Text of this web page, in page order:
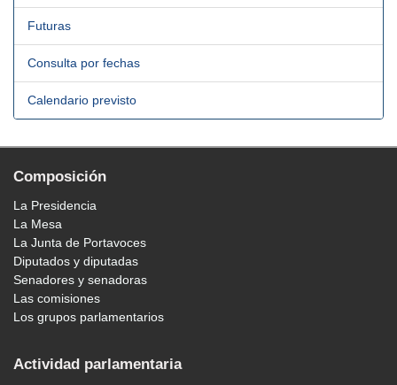
Futuras
Consulta por fechas
Calendario previsto
Composición
La Presidencia
La Mesa
La Junta de Portavoces
Diputados y diputadas
Senadores y senadoras
Las comisiones
Los grupos parlamentarios
Actividad parlamentaria